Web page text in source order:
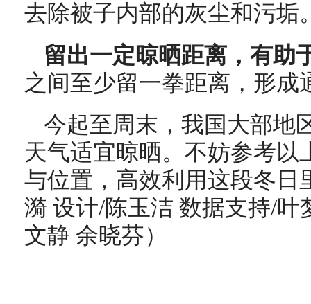
去除被子内部的灰尘和污垢
留出一定晾晒距离，有助
之间至少留一拳距离，形成
今起至周末，我国大部地
天气适宜晾晒。不妨参考以
与位置，高效利用这段冬日
漪 设计/陈玉洁 数据支持/叶
文静 余晓芬）